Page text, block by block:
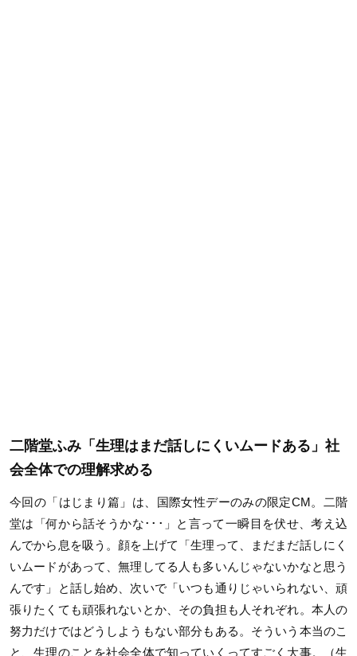
二階堂ふみ「生理はまだ話しにくいムードある」社
会全体での理解求める
今回の「はじまり篇」は、国際女性デーのみの限定CM。二階
堂は「何から話そうかな･･･」と言って一瞬目を伏せ、考え込
んでから息を吸う。顔を上げて「生理って、まだまだ話しにく
いムードがあって、無理してる人も多いんじゃないかなと思う
んです」と話し始め、次いで「いつも通りじゃいられない、頑
張りたくても頑張れないとか、その負担も人それぞれ。本人の
努力だけではどうしようもない部分もある。そういう本当のこ
と、生理のことを社会全体で知っていくってすごく大事。（生